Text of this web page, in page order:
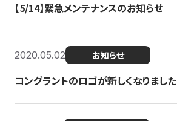
【5/14】緊急メンテナンスのお知らせ
2020.05.02 お知らせ
コングラントのロゴが新しくなりました